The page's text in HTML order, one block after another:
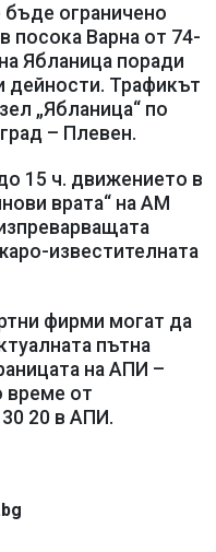
ограничено
посока Варна от 74-
Ябланица поради
дейности. Трафикът
„Ябланица“ по
– Плевен.
15 ч. движението в
врата“ на АМ
известителната
фирми могат да
пътна
на АПИ –
време от
20 в АПИ.